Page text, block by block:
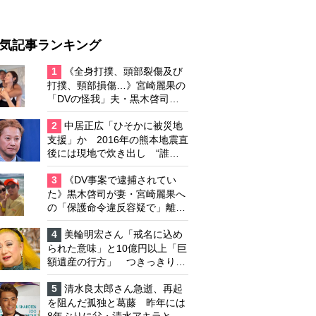
記事ランキング
1
《全身打撲、頭部裂傷及び
打撲、頸部損傷…》宮崎麗果の
「DVの怪我」夫・黒木啓司の
逮捕で始まる「夫婦の闘争」
2
中居正広「ひそかに被災地
支援」か 2016年の熊本地震直
後には現地で炊き出し “誰に
も知られなくて良い”と、むし
ろ強まる福祉活動への思い
3
《DV事案で逮捕されてい
た》黒木啓司が妻・宮崎麗果へ
の「保護命令違反容疑で」離婚
協議は「第二ステージ」へ
4
美輪明宏さん「戒名に込め
られた意味」と10億円以上「巨
額遺産の行方」 つきっきりで
私生活をサポートしていた元俳
優が相続か
5
清水良太郎さん急逝、再起
を阻んだ孤独と葛藤 昨年には